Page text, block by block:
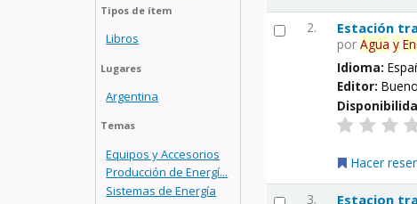
Tipos de ítem
Libros
Lugares
Argentina
Temas
Equipos y Accesorios
Producción de Energí...
Sistemas de Energía
2. Estación
porAgua y
Idioma:
Editor:
Hacer
3. Estacion